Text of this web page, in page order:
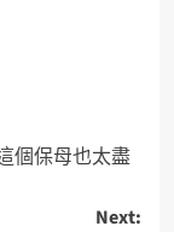
個保母也太盡
Next: